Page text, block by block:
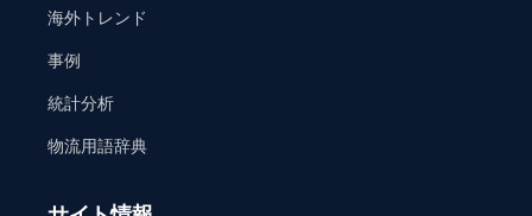
海外トレンド
事例
統計分析
物流用語辞典